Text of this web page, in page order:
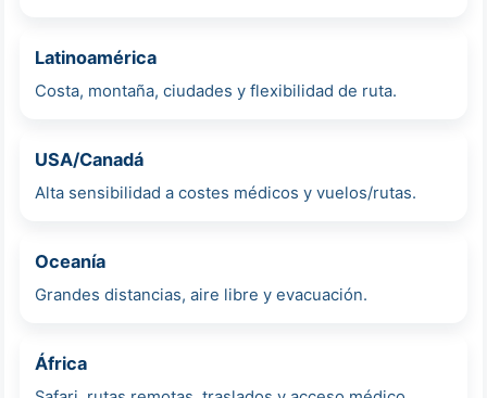
Latinoamérica
Costa, montaña, ciudades y flexibilidad de ruta.
USA/Canadá
Alta sensibilidad a costes médicos y vuelos/rutas.
Oceanía
Grandes distancias, aire libre y evacuación.
África